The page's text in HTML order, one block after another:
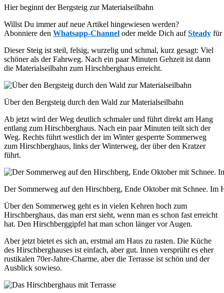
Hier beginnt der Bergsteig zur Materialseilbahn
Willst Du immer auf neue Artikel hingewiesen werden?
Abonniere den Whatsapp-Channel oder melde Dich aufSteady für
Dieser Steig ist steil, felsig, wurzelig und schmal, kurz gesagt: Viel
schöner als der Fahrweg. Nach ein paar Minuten Gehzeit ist dann
die Materialseilbahn zum Hirschberghaus erreicht.
Über den Bergsteig durch den Wald zur Materialseilbahn
Ab jetzt wird der Weg deutlich schmaler und führt direkt am Hang
entlang zum Hirschberghaus. Nach ein paar Minuten teilt sich der
Weg. Rechts führt westlich der im Winter gesperrte Sommerweg
zum Hirschberghaus, links der Winterweg, der über den Kratzer
führt.
Der Sommerweg auf den Hirschberg, Ende Oktober mit Schnee. Im
Über den Sommerweg geht es in vielen Kehren hoch zum
Hirschberghaus, das man erst sieht, wenn man es schon fast erreicht
hat. Den Hirschberggipfel hat man schon länger vor Augen.
Aber jetzt bietet es sich an, erstmal am Haus zu rasten. Die Küche
des Hirschberghauses ist einfach, aber gut. Innen versprüht es eher
rustikalen 70er-Jahre-Charme, aber die Terrasse ist schön und der
Ausblick sowieso.